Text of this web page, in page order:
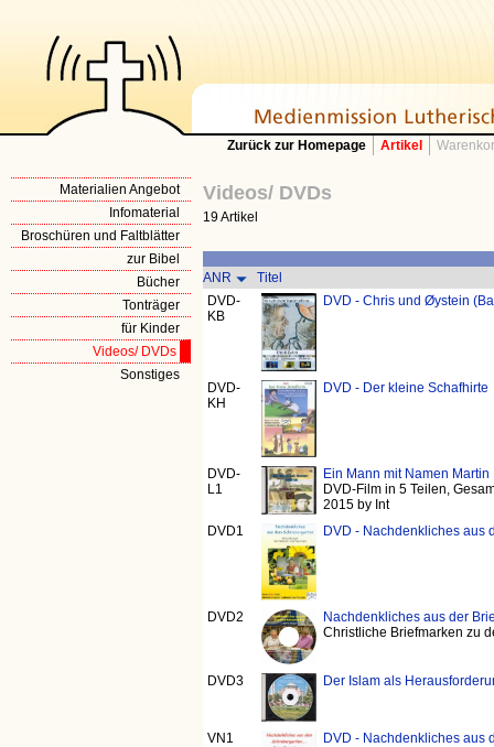
Zurück zur Homepage Artikel
Materialien Angebot
Infomaterial
Broschüren und Faltblätter
zur Bibel
Bücher
Tonträger
für Kinder
Videos/ DVDs
Sonstiges
Videos/ DVDs
19 Artikel
ANR
Titel
DVD-
KB
DVD - Chris und Øystein
DVD-
KH
DVD - Der kleine Schafhirte
DVD-
L1
Ein Mann mit Namen Martin
DVD-Film in 5 Teilen,
2015 by Int
DVD1
DVD - Nachdenkliches aus
DVD2
Nachdenkliches aus der
Christliche Briefmarken zu
DVD3 Der Islam als
VN1 DVD - Nachdenkliches aus